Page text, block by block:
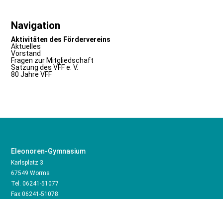
Navigation
Aktivitäten des Fördervereins
Aktuelles
Vorstand
Fragen zur Mitgliedschaft
Satzung des VFF e. V.
80 Jahre VFF
Eleonoren-Gymnasium
Karlsplatz 3
67549 Worms
Tel.06241-51077
Fax 06241-51078